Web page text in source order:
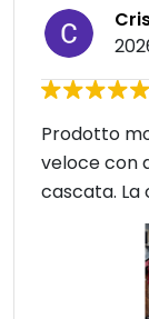
Prodotto
veloce con
cascata. La